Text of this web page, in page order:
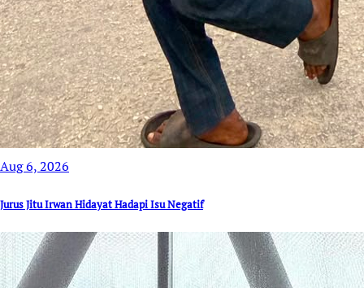
Aug 6, 2026
Jurus Jitu Irwan Hidayat Hadapi Isu Negatif